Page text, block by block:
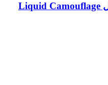
کانسیلر مایع کاتریس مدل Liquid Camouflage